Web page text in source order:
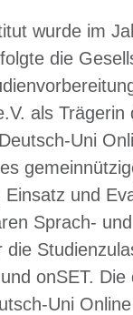
wurde im
die
als Trägerin
Uni
und
Sprach- und
die
onSET. Die
Uni